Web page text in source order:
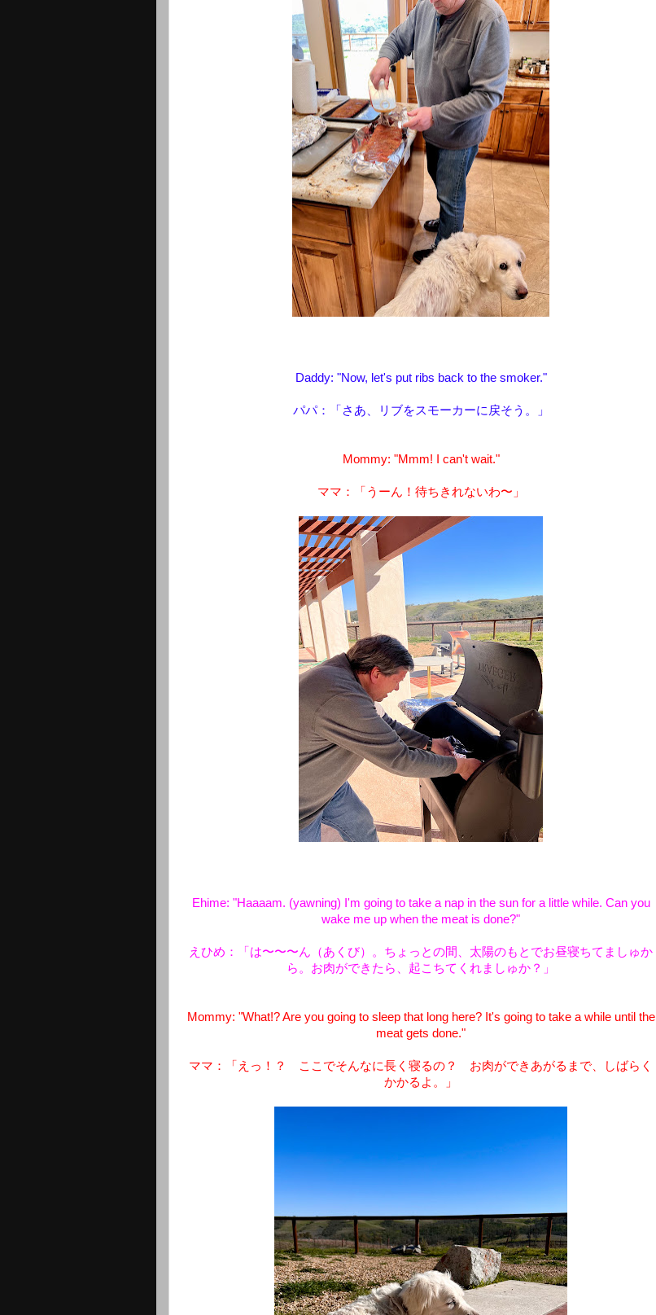
Daddy: "Now, let's put ribs back to the smoker."
パパ：「さあ、リブをスモーカーに戻そう。」
Mommy: "Mmm! I can't wait."
ママ：「うーん！待ちきれないわ〜」
Ehime: "Haaaam. (yawning) I'm going to take a nap in the sun for a little while. Can you
wake me up when the meat is done?"
えひめ：「は〜〜〜ん（あくび）。ちょっとの間、太陽のもとでお昼寝ちてましゅか
ら。お肉ができたら、起こちてくれましゅか？」
Mommy: "What!? Are you going to sleep that long here? It's going to take a while until the
meat gets done."
ママ：「えっ！？ ここでそんなに長く寝るの？ お肉ができあがるまで、しばらく
かかるよ。」